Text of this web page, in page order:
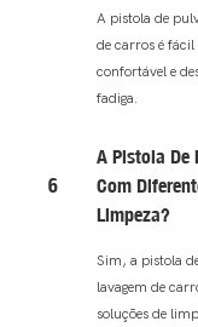
A pistola de
de carros é
confortável e
fadiga.
6
A Pistola De
Com
Limpeza?
Sim, a pistola
lavagem de
soluções de